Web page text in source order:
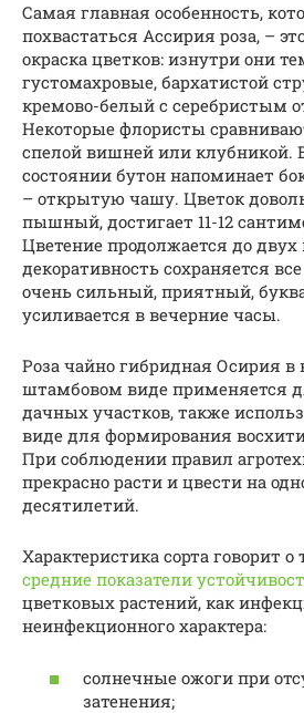
Самая главная особенность,
похвастаться Ассирия роза, –
окраска цветков: изнутри они
густомахровые, бархатистой
кремово-белый с серебристым
Некоторые флористы
спелой вишней или клубникой.
состоянии бутон напоминает
– открытую чашу. Цветок
пышный, достигает 11-12
Цветение продолжается до двух
декоративность сохраняется
очень сильный, приятный,
усиливается в вечерние часы.
Роза чайно гибридная Осирия в
штамбовом виде применяется
дачных участков, также
виде для формирования
При соблюдении правил
прекрасно расти и цвести на
десятилетий.
Характеристика сорта говорит
средние показатели
цветковых растений, как
неинфекционного характера:
солнечные ожоги при
затенения;